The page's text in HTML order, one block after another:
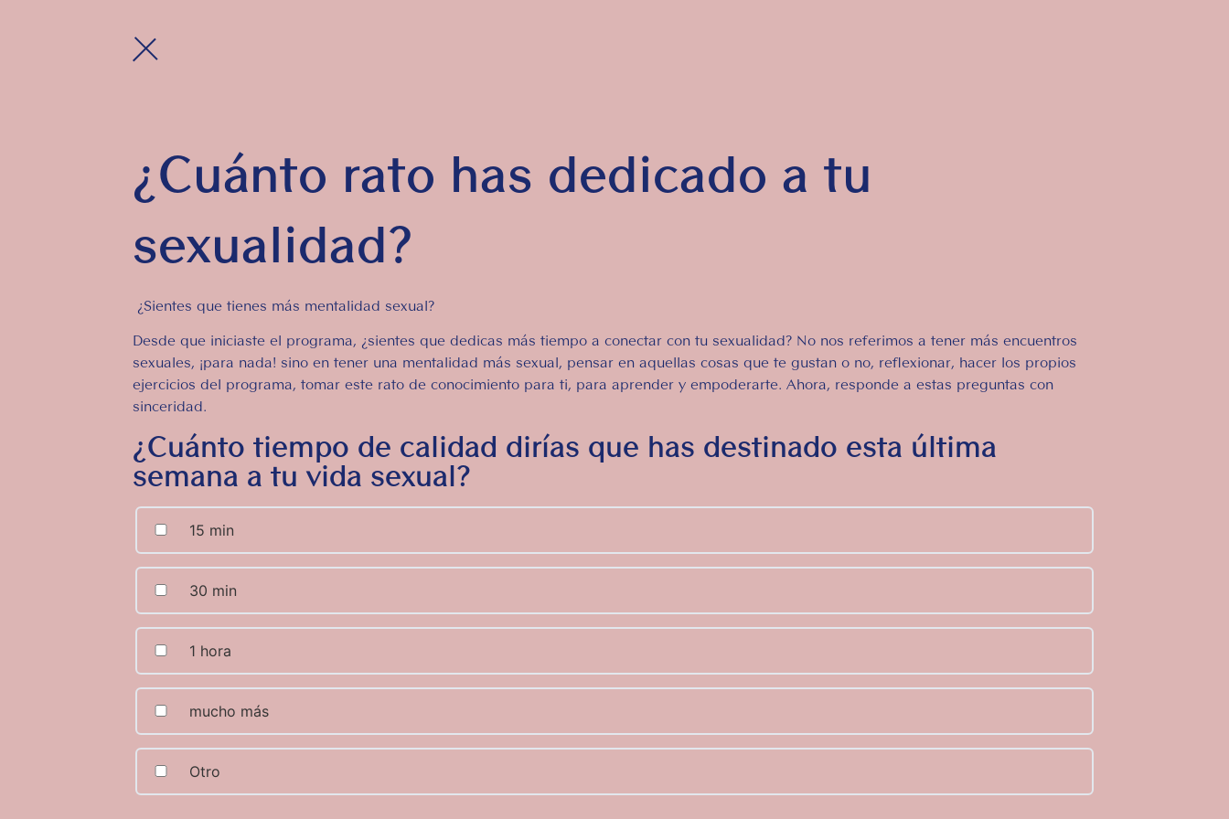
¿Cuánto rato has dedicado a tu
sexualidad?
¿Sientes que tienes más mentalidad sexual?
Desde que iniciaste el programa, ¿sientes que dedicas más tiempo a conectar con tu sexualidad? No nos referimos a tener más encuentros
sexuales, ¡para nada! sino en tener una mentalidad más sexual, pensar en aquellas cosas que te gustan o no, reflexionar, hacer los propios
ejercicios del programa, tomar este rato de conocimiento para ti, para aprender y empoderarte. Ahora, responde a estas preguntas con
sinceridad.
¿Cuánto tiempo de calidad dirías que has destinado esta última
semana a tu vida sexual?
15 min
30 min
1 hora
mucho más
Otro